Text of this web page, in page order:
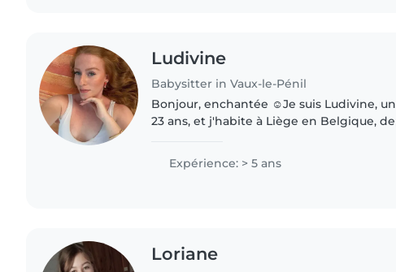
Ludivine
Babysitter in Vaux-le-Pénil
Bonjour, enchantée ☺️Je suis Ludivine,
23 ans, et j'habite à Liège en Belgique,
j'ai donc..
Expérience: > 5 ans
Loriane